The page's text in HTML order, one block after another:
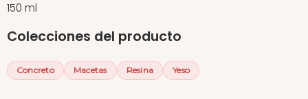
150 ml
Colecciones del producto
Concreto Macetas Resina Yeso